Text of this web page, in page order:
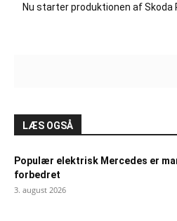
Nu starter produktionen af Skoda
LÆS OGSÅ
Populær elektrisk Mercedes er
forbedret
3. august 2026